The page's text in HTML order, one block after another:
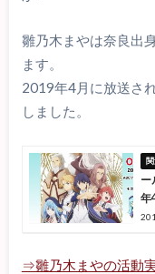
雛乃木まやは奈良出
ます。
2019年4月に放送さ
しました。
ー
年
⇒雛乃木まやの活動